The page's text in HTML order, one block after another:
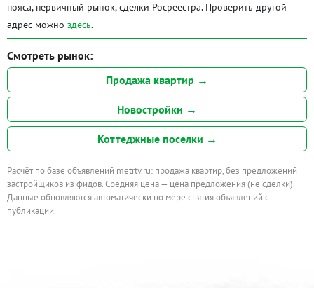
пояса, первичный рынок, сделки Росреестра. Проверить другой
адрес можно здесь.
Смотреть рынок:
Продажа квартир →
Новостройки →
Коттеджные поселки →
Расчёт по базе объявлений metrtv.ru: продажа квартир, без предложений
застройщиков из фидов. Средняя цена — цена предложения (не сделки).
Данные обновляются автоматически по мере снятия объявлений с
публикации.